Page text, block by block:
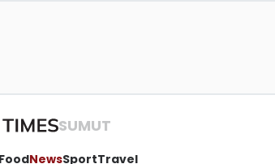
SUMUT
FoodNewsSportTravel